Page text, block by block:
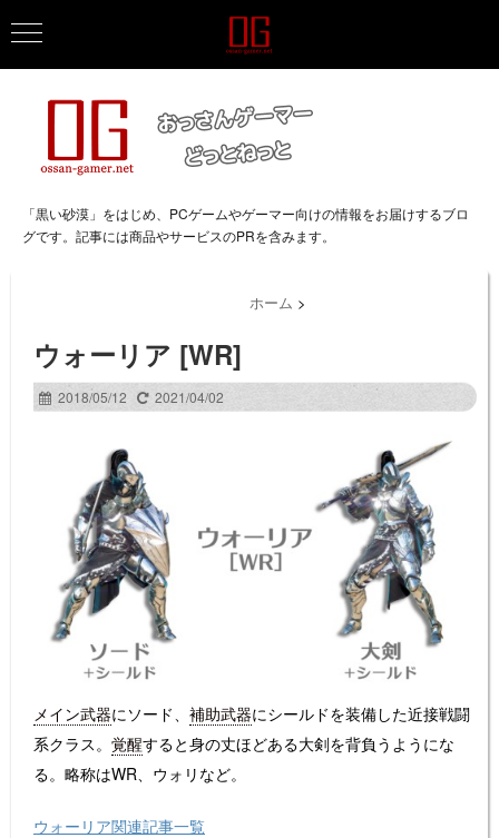
「黒い砂漠」をはじめ、PCゲームやゲーマー向けの情報をお届けするブロ
グです。記事には商品やサービスのPRを含みます。
ホーム >
ウォーリア [WR]
2018/05/12 2021/04/02
メイン武器にソード、 補助武器にシールドを装備した近接戦闘
系クラス。 覚醒すると身の丈ほどある大剣を背負うようにな
る。略称はWR、ウォリなど。
ウォーリア関連記事一覧